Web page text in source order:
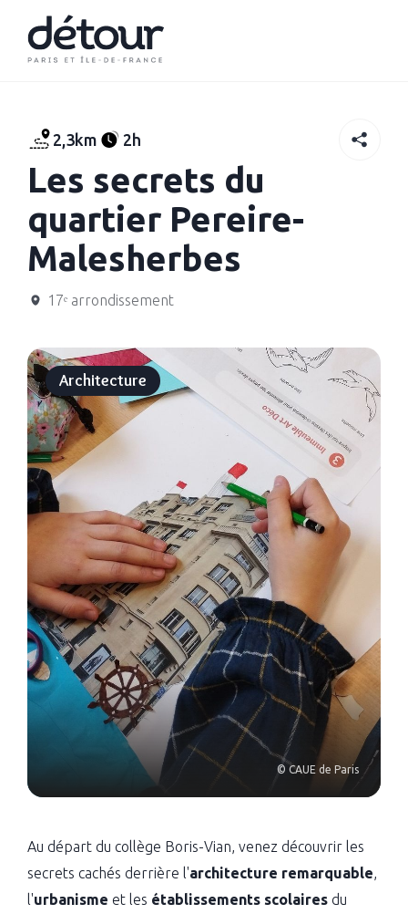
2,3km 2h
Les secrets du
quartier Pereire-
Malesherbes
17ᵉ arrondissement
Architecture
© CAUE de Paris
Au départ du collège Boris-Vian, venez découvrir les
secrets cachés derrière l'architecture remarquable,
l'urbanisme et les établissements scolaires du